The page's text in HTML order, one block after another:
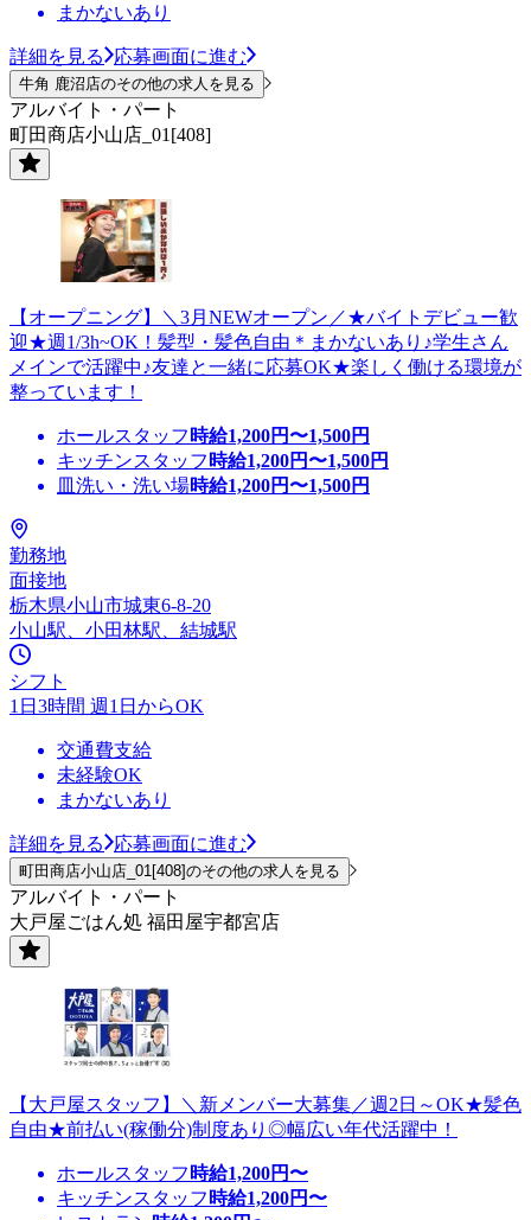
まかないあり
詳細を見る 応募画面に進む
牛角 鹿沼店のその他の求人を見る
アルバイト・パート
町田商店小山店_01[408]
【オープニング】＼3月NEWオープン／★バイトデビュー歓
迎★週1/3h~OK！髪型・髪色自由＊まかないあり♪学生さん
メインで活躍中♪友達と一緒に応募OK★楽しく働ける環境が
整っています！
ホールスタッフ 時給1,200円〜1,500円
キッチンスタッフ 時給1,200円〜1,500円
皿洗い・洗い場時給1,200円〜1,500円
勤務地
面接地
栃木県小山市城東6-8-20
小山駅、小田林駅、結城駅
シフト
1日3時間 週1日からOK
交通費支給
未経験OK
まかないあり
詳細を見る 応募画面に進む
町田商店小山店_01[408]のその他の求人を見る
アルバイト・パート
大戸屋ごはん処 福田屋宇都宮店
【大戸屋スタッフ】＼新メンバー大募集／週2日～OK★髪色
自由★前払い(稼働分)制度あり◎幅広い年代活躍中！
ホールスタッフ 時給1,200円〜
キッチンスタッフ 時給1,200円〜